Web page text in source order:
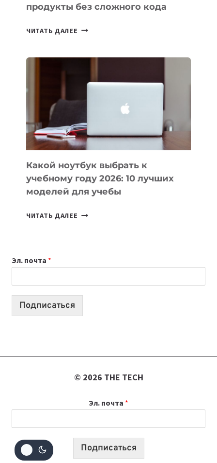
продукты без сложного кода
ЧИТАТЬ ДАЛЕЕ 7
ПОМОГАЮТ
СОЗДАВАТЬ
БЕЗ
СЛОЖНОГО
КОДА
Какой ноутбук выбрать к
учебному году 2026: 10 лучших
моделей для учебы
ЧИТАТЬ ДАЛЕЕ КАКОЙ
2026:
10
Эл. почта *
Подписаться
© 2026 THE TECH
Эл. почта *
Подписаться